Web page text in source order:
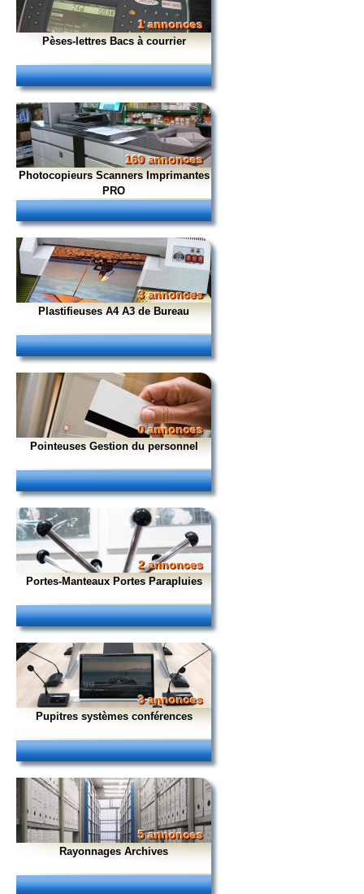
1 annonces
Pèses-lettres Bacs à courrier
169 annonces
Photocopieurs Scanners Imprimantes
PRO
3 annonces
Plastifieuses A4 A3 de Bureau
0 annonces
Pointeuses Gestion du personnel
2 annonces
Portes-Manteaux Portes Parapluies
3 annonces
Pupitres systèmes conférences
5 annonces
Rayonnages Archives